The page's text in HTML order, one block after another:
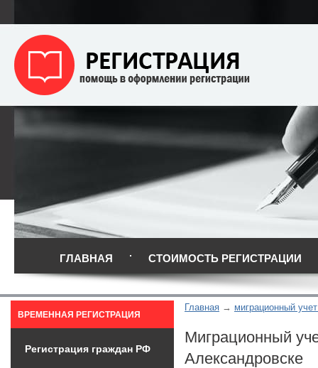
ГЛАВНАЯ СТОИМОСТЬ РЕГИСТРАЦИИ
Главная миграционный
Миграционный
Александровске
ВРЕМЕННАЯ РЕГИСТРАЦИЯ
Регистрация граждан РФ